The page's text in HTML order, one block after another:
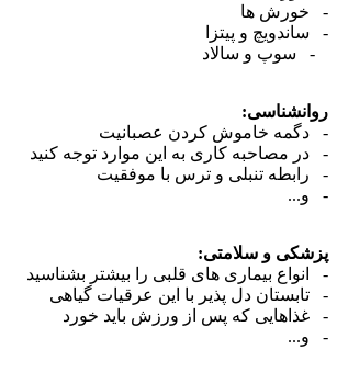
- خورش ها
- ساندویچ و پیتزا
- سوپ و سالاد
روانشناسی:
- دگمه خاموش کردن عصبانیت
- در مصاحبه کاری به این موارد توجه کنید
- رابطه تنبلی و ترس با موفقیت
- و...
پزشکی و سلامتی:
- انواع بیماری های قلبی را بیشتر بشناسید
- تابستان دل پذیر با این عرقیات گیاهی
- غذاهایی که پس از ورزش باید خورد
- و...